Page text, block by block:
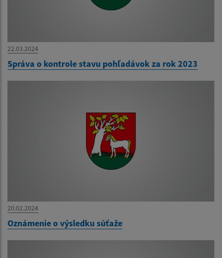
22.03.2024
Správa o kontrole stavu pohľadávok za rok 2023
20.02.2024
Oznámenie o výsledku súťaže